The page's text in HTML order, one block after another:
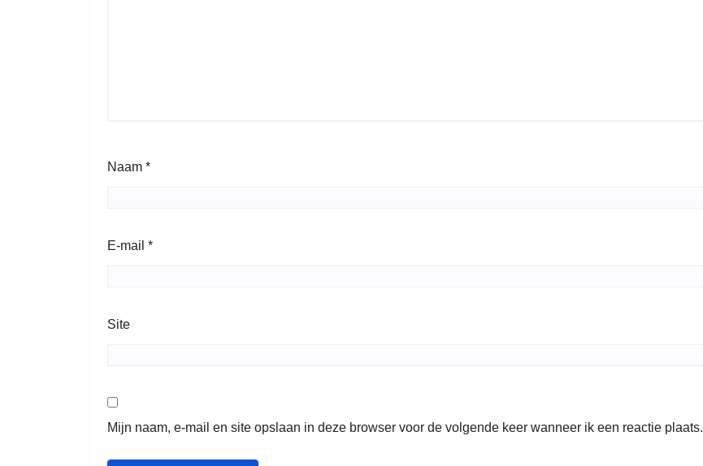
Naam *
E-mail *
Site
Mijn naam, e-mail en site opslaan in deze browser voor de volgende keer wanneer ik een reactie plaats.